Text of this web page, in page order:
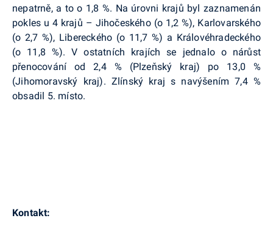
nepatrně, a to o 1,8 %. Na úrovni krajů byl zaznamenán
pokles u 4 krajů – Jihočeského (o 1,2 %), Karlovarského
(o 2,7 %), Libereckého (o 11,7 %) a Královéhradeckého
(o 11,8 %). V ostatních krajích se jednalo o nárůst
přenocování od 2,4 % (Plzeňský kraj) po 13,0 %
(Jihomoravský kraj). Zlínský kraj s navýšením 7,4 %
obsadil 5. místo.
Kontakt: